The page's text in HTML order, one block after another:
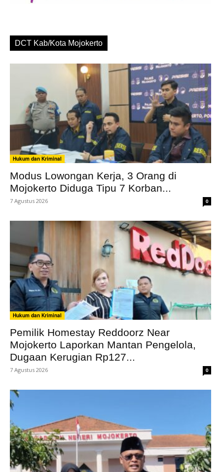
DCT Kab/Kota Mojokerto
Hukum dan Kriminal
Modus Lowongan Kerja, 3 Orang di
Mojokerto Diduga Tipu 7 Korban...
7 Agustus 2026 0
Hukum dan Kriminal
Pemilik Homestay Reddoorz Near
Mojokerto Laporkan Mantan Pengelola,
Dugaan Kerugian Rp127...
7 Agustus 2026 0